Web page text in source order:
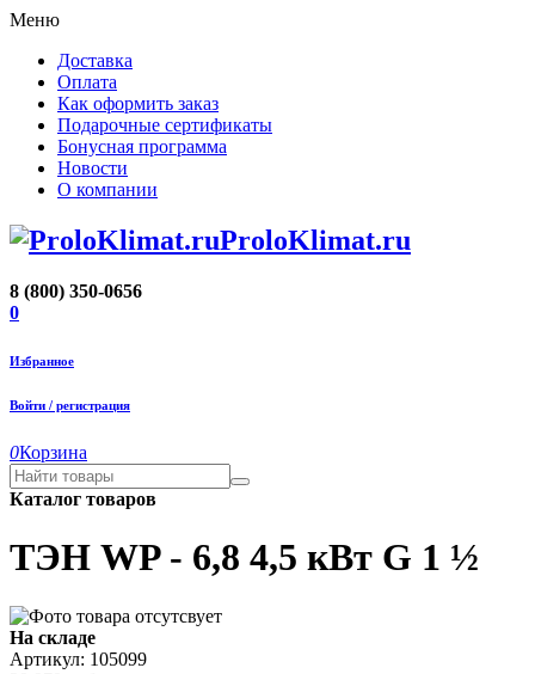
Меню
Доставка
Оплата
Как оформить заказ
Подарочные сертификаты
Бонусная программа
Новости
О компании
ProloKlimat.ru
8 (800) 350-0656
0
Избранное
Войти / регистрация
0Корзина
Каталог товаров
ТЭН WP - 6,8 4,5 кВт G 1 ½
На складе
Артикул: 105099